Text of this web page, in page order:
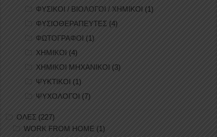
ΦΥΣΙΚΟΙ / ΒΙΟΛΟΓΟΙ / ΧΗΜΙΚΟΙ (1)
ΦΥΣΙΟΘΕΡΑΠΕΥΤΕΣ (4)
ΦΩΤΟΓΡΑΦΟΙ (1)
ΧΗΜΙΚΟΙ (4)
ΧΗΜΙΚΟΙ ΜΗΧΑΝΙΚΟΙ (3)
ΨΥΚΤΙΚΟΙ (1)
ΨΥΧΟΛΟΓΟΙ (7)
ΟΛΕΣ (227)
WORK FROM HOME (1)